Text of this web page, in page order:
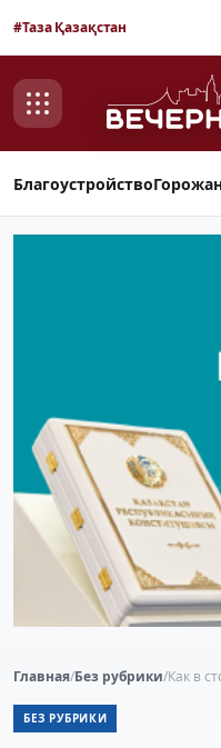
#Таза Қазақстан
Благоустройство
Главная/Без рубрики/Как в
БЕЗ РУБРИКИ